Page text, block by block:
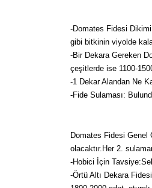
-Domates Fidesi
gibi bitkinin viyolde
-Bir Dekara Gereken
çeşitlerde ise 1100-
-1 Dekar Alandan Ne
-Fide Sulaması:
Domates Fidesi Genel
olacaktır.Her 2.
-Hobici İçin
-Örtü Altı Dekara